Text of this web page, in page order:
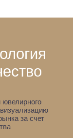
ювелирного
за счет